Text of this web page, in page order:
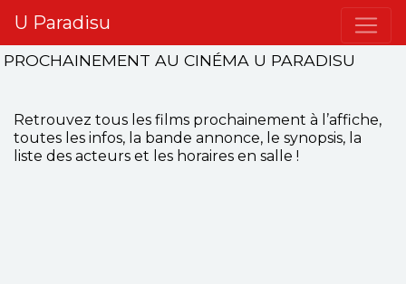
U Paradisu
PROCHAINEMENT AU CINÉMA U PARADISU
Retrouvez tous les films prochainement à l’affiche,
toutes les infos, la bande annonce, le synopsis, la
liste des acteurs et les horaires en salle !